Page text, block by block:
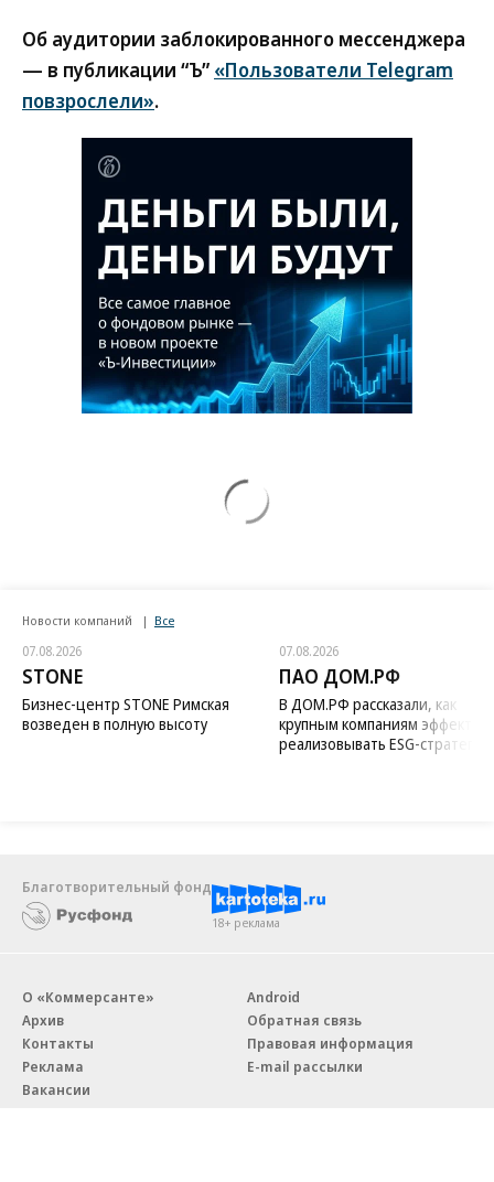
Об аудитории заблокированного мессенджера
— в публикации “Ъ” «Пользователи Telegram
повзрослели».
Новости компаний Все
07.08.2026
STONE
Бизнес-центр STONE Римская
возведен в полную высоту
07.08.2026
ПАО ДОМ.РФ
В ДОМ.РФ рассказали, как
крупным компаниям
реализовывать ESG-стратегию
Благотворительный фонд
18+ реклама
О «Коммерсанте»
Архив
Контакты
Реклама
Вакансии
Android
Обратная связь
Правовая информация
E-mail рассылки